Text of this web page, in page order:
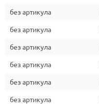
без артикула
без артикула
без артикула
без артикула
без артикула
без артикула